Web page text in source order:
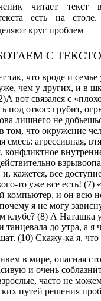
читает текст
есть на
круг проблем
С
так, что вроде и семье
чем у других, и в
вот связался с
под откос: грубит,
лишнего не
том, что окружение
смесь: агрессивная,
конфликтное
и, кажется, все
то уже все есть! (7)
компьютер, и он всю
я не могу
клубе? (8) А Наташка
танцевала до утра, а я
(10) Скажу-ка я,
в мире, опасная
и очень
часто не
путей решения